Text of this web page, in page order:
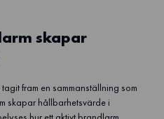
skapar
fram en sammanställning som
skapar hållbarhetsvärde i